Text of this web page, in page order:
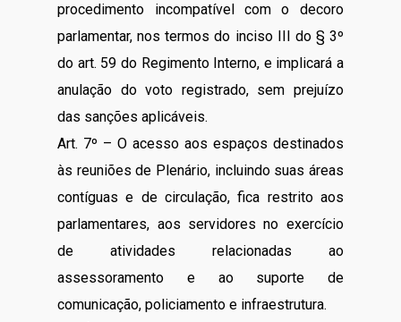
procedimento incompatível com o decoro
parlamentar, nos termos do inciso III do § 3º
do art. 59 do Regimento Interno, e implicará a
anulação do voto registrado, sem prejuízo
das sanções aplicáveis.
Art. 7º – O acesso aos espaços destinados
às reuniões de Plenário, incluindo suas áreas
contíguas e de circulação, fica restrito aos
parlamentares, aos servidores no exercício
de atividades relacionadas ao
assessoramento e ao suporte de
comunicação, policiamento e infraestrutura.